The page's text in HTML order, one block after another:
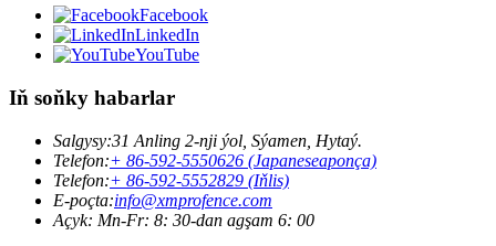
Facebook
LinkedIn
YouTube
Iň soňky habarlar
Salgysy:31 Anling 2-nji ýol, Sýamen, Hytaý.
Telefon:+ 86-592-5550626 (Japaneseaponça)
Telefon:+ 86-592-5552829 (Iňlis)
E-poçta:info@xmprofence.com
Açyk: Mn-Fr: 8: 30-dan agşam 6: 00